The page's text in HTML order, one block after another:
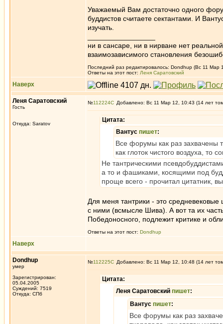
Уважаемый Вам достаточно одного
буддистов считаете сектантами. И
изучать.
ни в сансаре, ни в нирване нет
взаимозависимого становления
Последний раз редактировалось: Dondhup (Вс 11 Мар
Ответы на этот пост: Леня Саратовский
Наверх
Леня Саратовский
Гость
Откуда: Saratov
№112224 Добавлено: Вс 11 Мар 12, 10:43 (14 лет
Цитата:
Вантус пишет:
Все форумы как раз захвачены
как глоток чистого воздуха, то
Не тантрическими
а то и фашиками, косящими под
проще всего - прочитал цитатник,
Для меня тантрики - это
с ними (всмысле Шива). А вот та их
Победоносного, подлежит критике и
Ответы на этот пост: Dondhup
Наверх
Dondhup
умер
Зарегистрирован:
05.04.2005
Суждений: 7519
Откуда: СПб
№112225 Добавлено: Вс 11 Мар 12, 10:48 (14 лет
Цитата:
Леня Саратовский пишет:
Вантус пишет:
Все форумы как раз